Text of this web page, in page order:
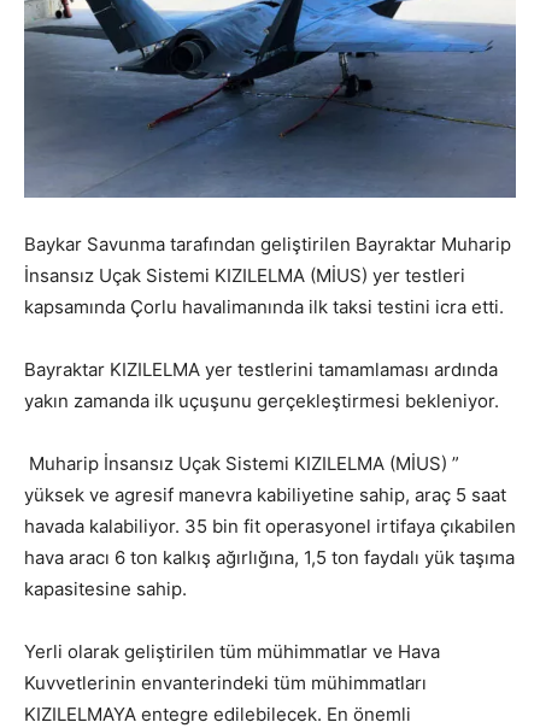
Baykar Savunma tarafından geliştirilen Bayraktar Muharip
İnsansız Uçak Sistemi KIZILELMA (MİUS) yer testleri
kapsamında Çorlu havalimanında ilk taksi testini icra etti.
Bayraktar KIZILELMA yer testlerini tamamlaması ardında
yakın zamanda ilk uçuşunu gerçekleştirmesi bekleniyor.
Muharip İnsansız Uçak Sistemi KIZILELMA (MİUS) ”
yüksek ve agresif manevra kabiliyetine sahip, araç 5 saat
havada kalabiliyor. 35 bin fit operasyonel irtifaya çıkabilen
hava aracı 6 ton kalkış ağırlığına, 1,5 ton faydalı yük taşıma
kapasitesine sahip.
Yerli olarak geliştirilen tüm mühimmatlar ve Hava
Kuvvetlerinin envanterindeki tüm mühimmatları
KIZILELMAYA entegre edilebilecek. En önemli